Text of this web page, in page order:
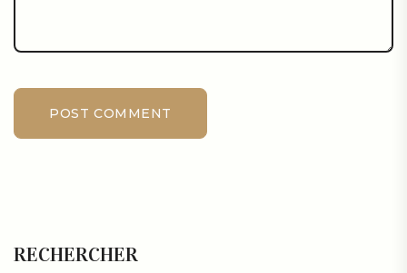
POST COMMENT
RECHERCHER